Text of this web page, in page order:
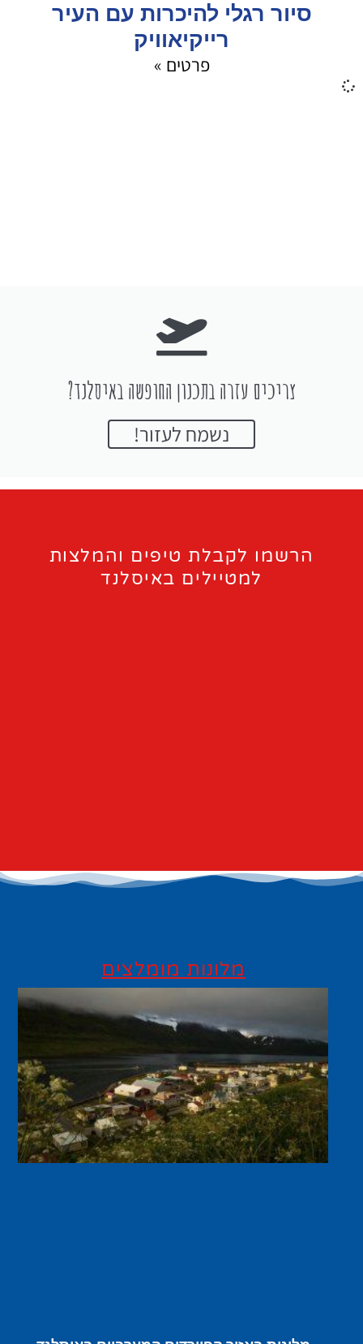
סיור רגלי להיכרות עם העיר
רייקיאוויק
פרטים »
צריכים עזרה בתכנון החופשה באיסלנד?
נשמח לעזור!
הרשמו לקבלת טיפים והמלצות
למטיילים באיסלנד
מלונות מומלצים